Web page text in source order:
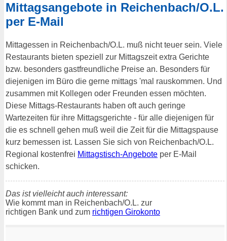
Mittagsangebote in Reichenbach/O.L.
per E-Mail
Mittagessen in Reichenbach/O.L. muß nicht teuer sein. Viele
Restaurants bieten speziell zur Mittagszeit extra Gerichte
bzw. besonders gastfreundliche Preise an. Besonders für
diejenigen im Büro die gerne mittags 'mal rauskommen. Und
zusammen mit Kollegen oder Freunden essen möchten.
Diese Mittags-Restaurants haben oft auch geringe
Wartezeiten für ihre Mittagsgerichte - für alle diejenigen für
die es schnell gehen muß weil die Zeit für die Mittagspause
kurz bemessen ist. Lassen Sie sich von Reichenbach/O.L.
Regional kostenfrei Mittagstisch-Angebote per E-Mail
schicken.
Das ist vielleicht auch interessant:
Wie kommt man in Reichenbach/O.L. zur
richtigen Bank und zum richtigen Girokonto